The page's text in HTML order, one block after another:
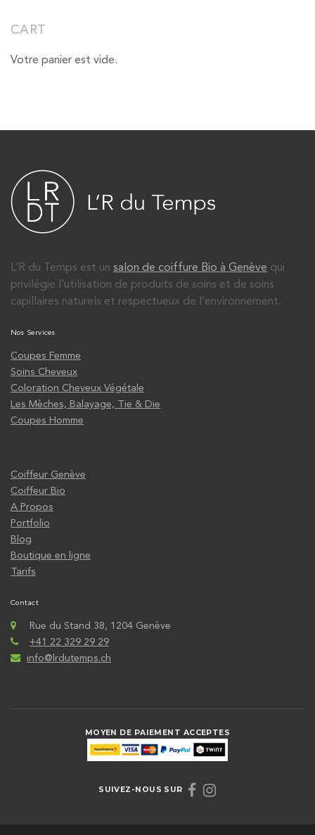
CART
Votre panier est vide.
L’R du Temps est un salon de coiffure Bio à Genève qui
privilégie l’utilisation de produits de soins et de soins
capillaires naturels et respectueux de l’environnement.
Nos Services
Coupes Femme
Soins Cheveux
Coloration Cheveux Végétale
Les Mèches, Balayage, Tie & Die
Coupes Homme
Coiffeur Genève
Coiffeur Bio
A Propos
Portfolio
Blog
Boutique en ligne
Tarifs
Contact
Rue du Stand 38, 1204 Genève
+41 22 329 29 29
info@lrdutemps.ch
MOYEN DE PAIEMENT ACCEPTES
SUIVEZ-NOUS SUR